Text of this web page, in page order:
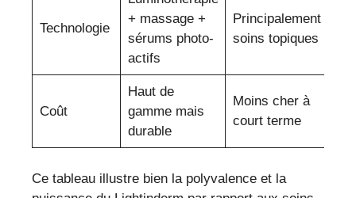
Technologie
+ massage +
sérums photo-
actifs
Principalement
soins topiques
Coût
Haut de
gamme mais
durable
Moins cher à
court terme
Ce tableau illustre bien la polyvalence et la